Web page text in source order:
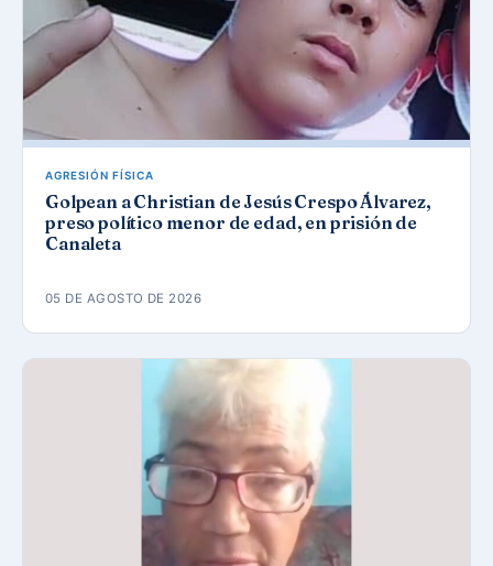
AGRESIÓN FÍSICA
Golpean a Christian de Jesús Crespo Álvarez,
preso político menor de edad, en prisión de
Canaleta
05 DE AGOSTO DE 2026